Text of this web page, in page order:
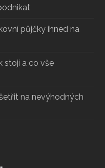
půjčky ihned na
stojí a co vše
na nevýhodných